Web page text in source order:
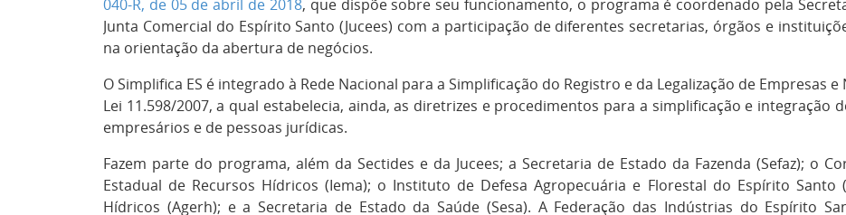
040-R, de 05 de abril de 2018, que dispõe sobre seu funcionamento, o programa é coordenado pela
Junta Comercial do Espírito Santo (Jucees) com a participação de diferentes secretarias, órgãos e
na orientação da abertura de negócios.
O Simplifica ES é integrado à Rede Nacional para a Simplificação do Registro e da Legalização de Empresas
Lei 11.598/2007, a qual estabelecia, ainda, as diretrizes e procedimentos para a simplificação e integração
empresários e de pessoas jurídicas.
Fazem parte do programa, além da Sectides e da Jucees; a Secretaria de Estado da Fazenda (Sefaz); o
Estadual de Recursos Hídricos (Iema); o Instituto de Defesa Agropecuária e Florestal do Espírito Santo
Hídricos (Agerh); e a Secretaria de Estado da Saúde (Sesa). A Federação das Indústrias do Espírito